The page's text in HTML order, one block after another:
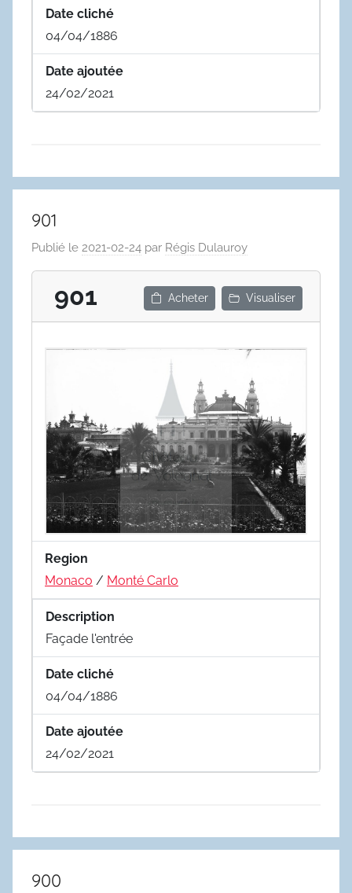
Date cliché
04/04/1886
Date ajoutée
24/02/2021
901
Publié le 2021-02-24 par Régis Dulauroy
901 Acheter Visualiser
Region
Monaco / Monté Carlo
Description
Façade l'entrée
Date cliché
04/04/1886
Date ajoutée
24/02/2021
900